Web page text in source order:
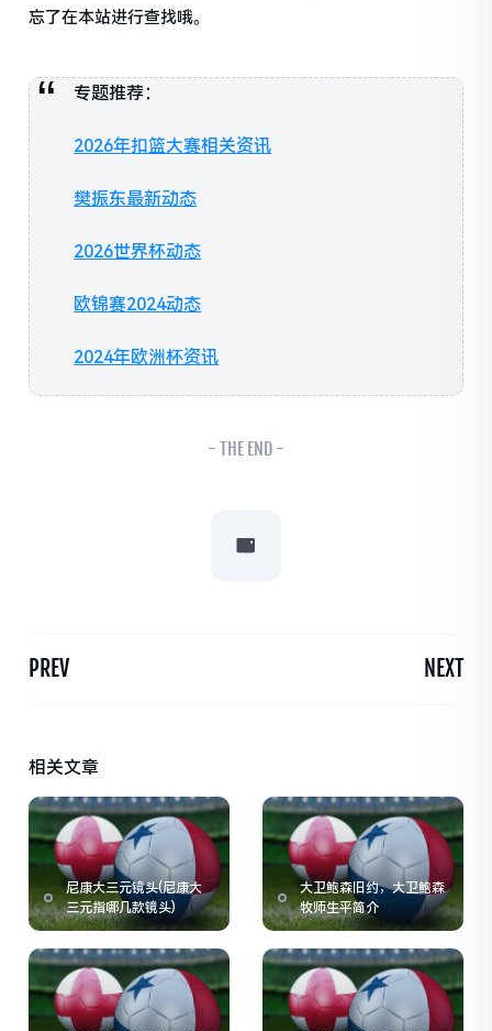
忘了在本站进行查找哦。
专题推荐：
2026年扣篮大赛相关资讯
樊振东最新动态
2026世界杯动态
欧锦赛2024动态
2024年欧洲杯资讯
- THE END -
PREV NEXT
相关文章
尼康大三元镜头(尼康大
三元指哪几款镜头)
大卫鲍森旧约，大卫鲍森
牧师生平简介